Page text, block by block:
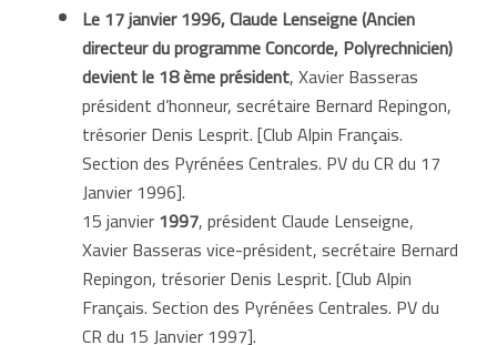
Le 17 janvier 1996, Claude Lenseigne (Ancien
directeur du programme Concorde, Polyrechnicien)
devient le 18 ème président, Xavier Basseras
président d’honneur, secrétaire Bernard Repingon,
trésorier Denis Lesprit. [Club Alpin Français.
Section des Pyrénées Centrales. PV du CR du 17
Janvier 1996].
15 janvier1997, président Claude Lenseigne,
Xavier Basseras vice-président, secrétaire Bernard
Repingon, trésorier Denis Lesprit. [Club Alpin
Français. Section des Pyrénées Centrales. PV du
CR du 15 Janvier 1997].